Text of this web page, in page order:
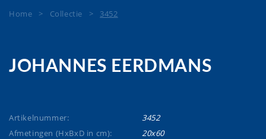
Home > Collectie > 3452
JOHANNES EERDMANS
Artikelnummer:
3452
Afmetingen (HxBxD in cm):
20x60